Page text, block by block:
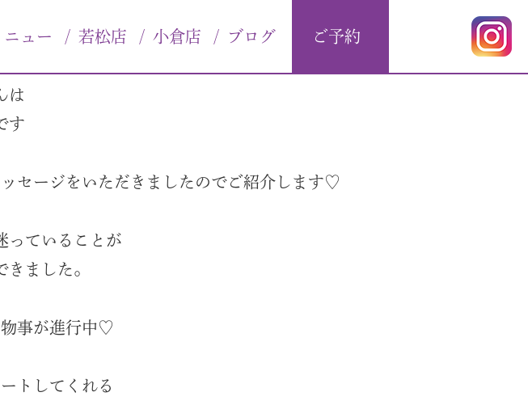
ご予約
ブログ
小倉店 /
若松店 /
ュー /
は
す
セージをいただきましたのでご紹介します♡
っていることが
ました。
事が進行中♡
トしてくれる